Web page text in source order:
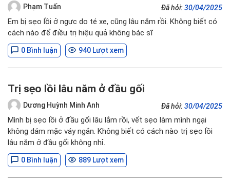
Phạm Tuấn Đã hỏi: 30/04/2025
Em bị sẹo lồi ở ngực do té xe, cũng lâu năm rồi. Không biết có
cách nào để điều trị hiệu quả không bác sĩ
0 Bình luận 940 Lượt xem
Trị sẹo lồi lâu năm ở đầu gối
Dương Huỳnh Minh Anh Đã hỏi: 30/04/2025
Mình bị sẹo lồi ở đầu gối lâu lắm rồi, vết sẹo làm mình ngại
không dám mặc váy ngắn. Không biết có cách nào trị sẹo lồi
lâu năm ở đầu gối không nhỉ.
0 Bình luận 889 Lượt xem